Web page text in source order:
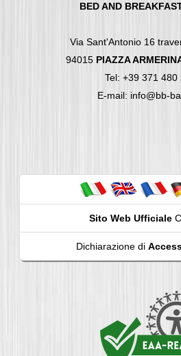
BED AND
Via Sant'Antonio 16
94015 PIAZZA
Tel: +39 371 480
E-mail: info@bb-
Sito Web Ufficiale
Dichiarazione di